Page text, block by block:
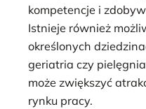
kompetencje i
Istnieje również
określonych
geriatria czy
może zwiększyć
rynku pracy.